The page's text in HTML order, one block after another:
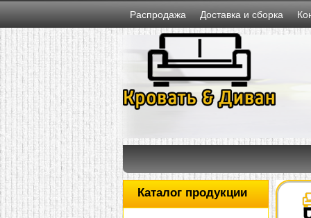
Распродажа Доставка и сборка
Каталог продукции